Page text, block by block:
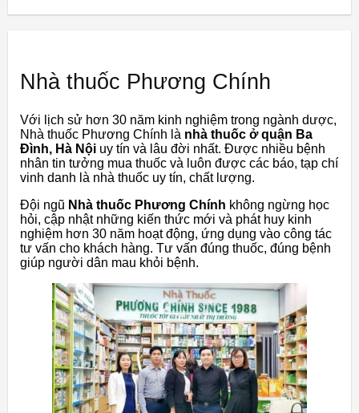
Nhà thuốc Phương Chính
Với lịch sử hơn 30 năm kinh nghiệm trong ngành dược,
Nhà thuốc Phương Chính là nhà thuốc ở quận Ba
Đình, Hà Nội uy tín và lâu đời nhất. Được nhiều bệnh
nhân tin tưởng mua thuốc và luôn được các báo, tạp chí
vinh danh là nhà thuốc uy tín, chất lượng.
Đội ngũ Nhà thuốc Phương Chính không ngừng học
hỏi, cập nhật những kiến ​​thức mới và phát huy kinh
nghiệm hơn 30 năm hoạt động, ứng dụng vào công tác
tư vấn cho khách hàng. Tư vấn đúng thuốc, đúng bệnh
giúp người dân mau khỏi bệnh.